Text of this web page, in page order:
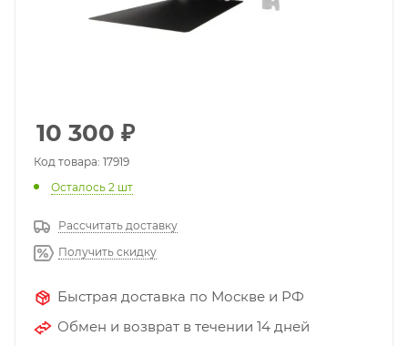
10 300 ₽
Код товара: 17919
Осталось 2 шт
Рассчитать доставку
Получить скидку
Быстрая доставка по Москве и РФ
Обмен и возврат в течении 14 дней